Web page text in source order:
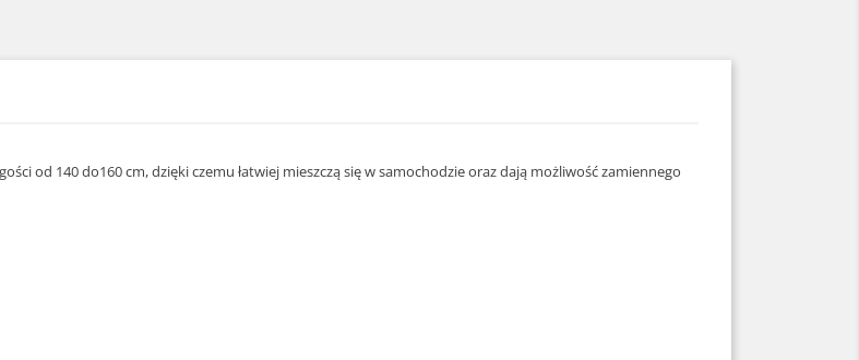
od 140 do160 cm, dzięki czemu łatwiej mieszczą się w samochodzie oraz dają możliwość zamiennego